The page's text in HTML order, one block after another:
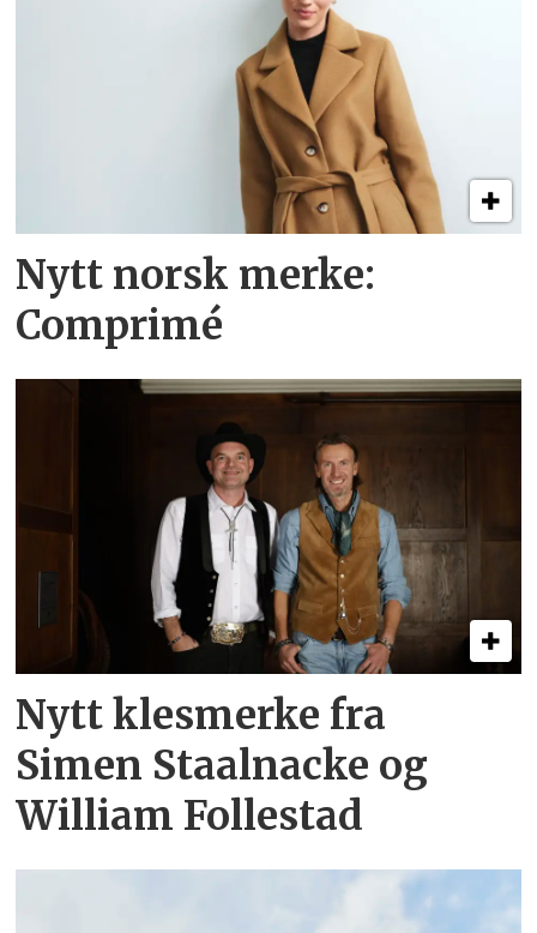
Nytt norsk merke:
Comprimé
Nytt klesmerke fra
Simen Staalnacke og
William Follestad